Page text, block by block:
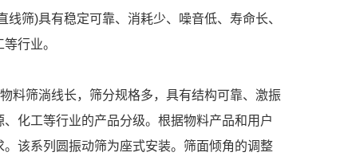
筛)具有稳定可靠、消耗少、噪音低、寿命长、
行业。
料筛淌线长，筛分规格多，具有结构可靠、激振
化工等行业的产品分级。根据物料产品和用户
该系列圆振动筛为座式安装。筛面倾角的调整